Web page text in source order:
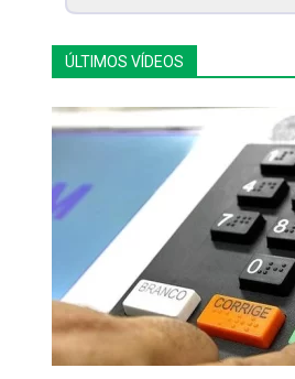
ÚLTIMOS VÍDEOS